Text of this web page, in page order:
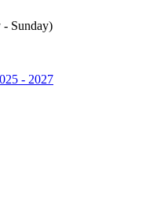
- Sunday)
- 2027